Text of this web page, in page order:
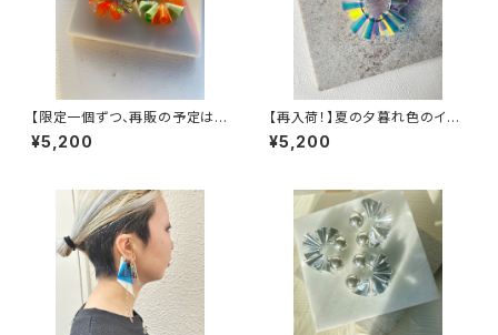
【限定一個ずつ、再販の予定はご
ざいません】カラフルイヤカフ
¥5,200
【再入荷！】夏の夕暮れ色のイヤ
ーカフ
¥5,200